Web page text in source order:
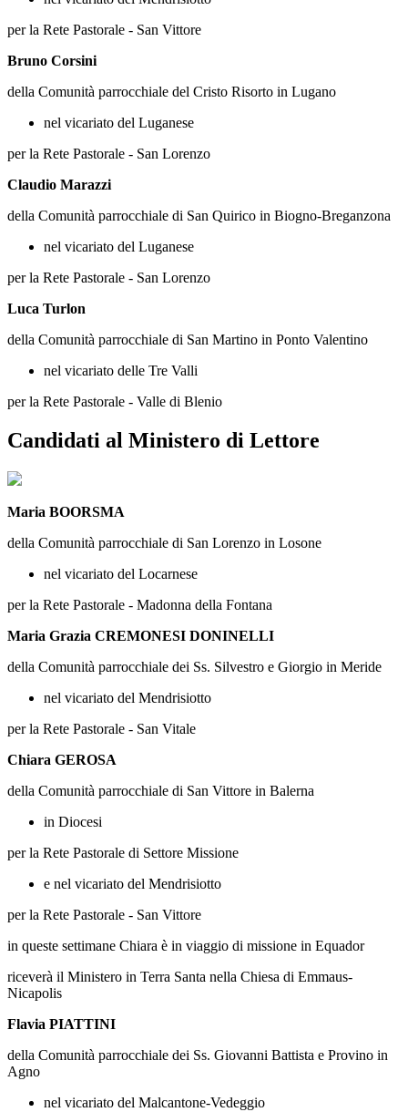
per la Rete Pastorale - San Vittore
Bruno Corsini
della Comunità parrocchiale del Cristo Risorto in Lugano
nel vicariato del Luganese
per la Rete Pastorale - San Lorenzo
Claudio Marazzi
della Comunità parrocchiale di San Quirico in Biogno-Breganzona
nel vicariato del Luganese
per la Rete Pastorale - San Lorenzo
Luca Turlon
della Comunità parrocchiale di San Martino in Ponto Valentino
nel vicariato delle Tre Valli
per la Rete Pastorale - Valle di Blenio
Candidati al Ministero di Lettore
Maria BOORSMA
della Comunità parrocchiale di San Lorenzo in Losone
nel vicariato del Locarnese
per la Rete Pastorale - Madonna della Fontana
Maria Grazia CREMONESI DONINELLI
della Comunità parrocchiale dei Ss. Silvestro e Giorgio in Meride
nel vicariato del Mendrisiotto
per la Rete Pastorale - San Vitale
Chiara GEROSA
della Comunità parrocchiale di San Vittore in Balerna
in Diocesi
per la Rete Pastorale di Settore Missione
e nel vicariato del Mendrisiotto
per la Rete Pastorale - San Vittore
in queste settimane Chiara è in viaggio di missione in Equador
riceverà il Ministero in Terra Santa nella Chiesa di Emmaus-
Nicapolis
Flavia PIATTINI
della Comunità parrocchiale dei Ss. Giovanni Battista e Provino in
Agno
nel vicariato del Malcantone-Vedeggio